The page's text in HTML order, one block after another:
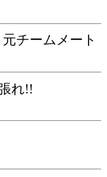
チームメート
れ!!